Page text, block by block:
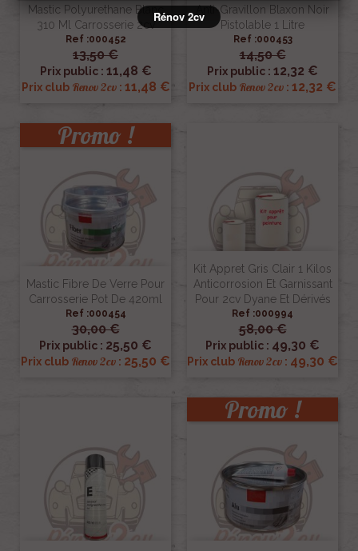
Mastic Polyurethane Blanc
310 Ml Carrosserie 2cv
Ref :000452
13,50 €
Prix public : 11,48 €
Prix club Renov 2cv: 11,48 €
Anti-Gravillon Blaxon Noir
Pistolable 1 Litre
Ref :000453
14,50 €
Prix public : 12,32 €
Prix club Renov 2cv : 12,32 €
Mastic Fibre De Verre Pour
Carrosserie Pot De 420ml
Ref :000454
30,00 €
Prix public : 25,50 €
Prix club Renov 2cv : 25,50 €
Promo !
Kit Appret Gris Clair 1 Kilos
Anticorrosion Et Garnissant
Pour 2cv Dyane Et Dérivés
Ref :000994
58,00 €
Prix public : 49,30 €
Prix club Renov 2cv : 49,30 €
Promo !
Rénov 2cv